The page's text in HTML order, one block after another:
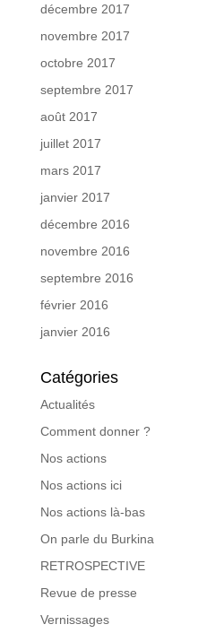
décembre 2017
novembre 2017
octobre 2017
septembre 2017
août 2017
juillet 2017
mars 2017
janvier 2017
décembre 2016
novembre 2016
septembre 2016
février 2016
janvier 2016
Catégories
Actualités
Comment donner ?
Nos actions
Nos actions ici
Nos actions là-bas
On parle du Burkina
RETROSPECTIVE
Revue de presse
Vernissages